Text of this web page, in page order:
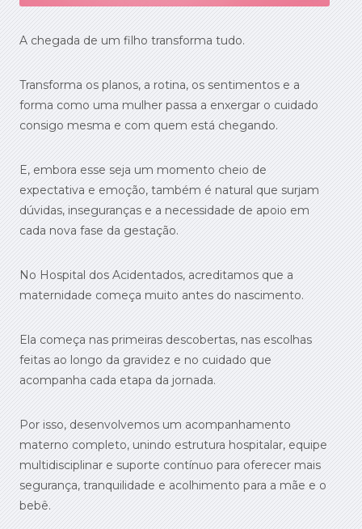
A chegada de um filho transforma tudo.
Transforma os planos, a rotina, os sentimentos e a
forma como uma mulher passa a enxergar o cuidado
consigo mesma e com quem está chegando.
E, embora esse seja um momento cheio de
expectativa e emoção, também é natural que surjam
dúvidas, inseguranças e a necessidade de apoio em
cada nova fase da gestação.
No Hospital dos Acidentados, acreditamos que a
maternidade começa muito antes do nascimento.
Ela começa nas primeiras descobertas, nas escolhas
feitas ao longo da gravidez e no cuidado que
acompanha cada etapa da jornada.
Por isso, desenvolvemos um acompanhamento
materno completo, unindo estrutura hospitalar, equipe
multidisciplinar e suporte contínuo para oferecer mais
segurança, tranquilidade e acolhimento para a mãe e o
bebê.